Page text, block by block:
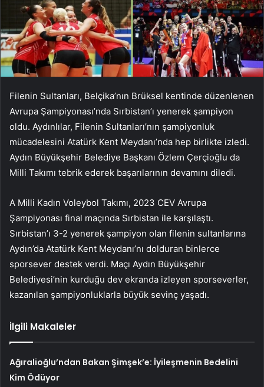
Filenin Sultanları, Belçika’nın Brüksel kentinde düzenlenen
Avrupa Şampiyonası’nda Sırbistan’ı yenerek şampiyon
oldu. Aydınlılar, Filenin Sultanları’nın şampiyonluk
mücadelesini Atatürk Kent Meydanı’nda hep birlikte izledi.
Aydın Büyükşehir Belediye Başkanı Özlem Çerçioğlu da
Milli Takımı tebrik ederek başarılarının devamını diledi.
A Milli Kadın Voleybol Takımı, 2023 CEV Avrupa
Şampiyonası final maçında Sırbistan ile karşılaştı.
Sırbistan’ı 3-2 yenerek şampiyon olan filenin sultanlarına
Aydın’da Atatürk Kent Meydanı’nı dolduran binlerce
sporsever destek verdi. Maçı Aydın Büyükşehir
Belediyesi’nin kurduğu dev ekranda izleyen sporseverler,
kazanılan şampiyonluklarla büyük sevinç yaşadı.
İlgili Makaleler
Ağıralioğlu’ndan Bakan Şimşek’e: İyileşmenin Bedelini
Kim Ödüyor